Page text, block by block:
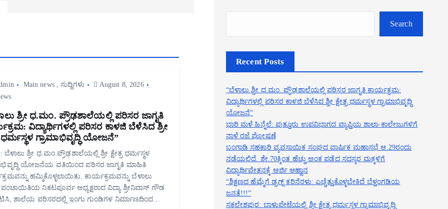
Main news,ಸುದ್ದಿಗಳು
August 8, 2026
ಶ್ರೀ ಧ.ಮಂ. ಪ್ರೌಢಶಾಲೆಯಲ್ಲಿ ಪರಿಸರ ಜಾಗೃತಿ
ವಿದ್ಯಾರ್ಥಿಗಳಲ್ಲಿ ಪರಿಸರ ಕಾಳಜಿ ಬೆಳೆಸಿದ ಶ್ರೀ
ಧರ್ಮಸ್ಥಳ ಗ್ರಾಮಾಭಿವೃದ್ಧಿ ಯೋಜನೆ”
ಶ್ರೀ ಧ.ಮಂ.ಪ್ರೌಢಶಾಲೆಯಲ್ಲಿ ಶ್ರೀ ಕ್ಷೇತ್ರ ಧರ್ಮಸ್ಥಳ
ಯೋಜನೆಯ ವತಿಯಿಂದ ಪರಿಸರ ಜಾಗೃತಿ ಮಾಹಿತಿ
ಹಮ್ಮಿಕೊಳ್ಳಲಾಯಿತು. ಕಾರ್ಯಕ್ರಮವನ್ನು ಬೆಳಾಲು
ಪಂಚಾಯಿತಿಯ ನಿಕಟಪೂರ್ವ ಅಧ್ಯಕ್ಷರಾದ ವಿದ್ಯಾ ಶ್ರೀನಿವಾಸ್ ಗೌಡ
ಶಾಲೆಯ ಪರಿಸರದಲ್ಲಿ ಇಂಗು ಗುಂಡಿಗಳ ನಿರ್ಮಾಣದಿಂದ…
Search
Recent Posts
“ಬೆಳಾಲು ಶ್ರೀ ಧ.ಮಂ. ಪ್ರೌಢಶಾಲೆಯಲ್ಲಿ ಪರಿಸರ ಜಾಗೃತಿ ಕಾರ್ಯಕ್ರಮ:
ವಿದ್ಯಾರ್ಥಿಗಳಲ್ಲಿ ಪರಿಸರ ಕಾಳಜಿ ಬೆಳೆಸಿದ ಶ್ರೀ ಕ್ಷೇತ್ರ ಧರ್ಮಸ್ಥಳ ಗ್ರಾಮಾಭಿವೃದ್ಧಿ
ಯೋಜನೆ”
ಭಾರಿ ಮಳೆ ಹಿನ್ನೆಲೆ: ಪುತ್ತೂರು ಉಪವಿಭಾಗದ ವ್ಯಾಪ್ತಿಯ ಶಾಲಾ-ಕಾಲೇಜುಗಳಿಗೆ
ನಾಳೆ ರಜೆ ಘೋಷಣೆ
ಬಂಗಾಡಿ ಸಹಕಾರಿ ವ್ಯವಸಾಯಿಕ ಸಂಘದ ವಾರ್ಷಿಕ ಮಹಾಸಭೆ ಆ.29ರಂದು
ನಡೆಯಲಿದೆ. ಶೇ.70ಕ್ಕಿಂತ ಹೆಚ್ಚು ಅಂಕ ಪಡೆದ ಸದಸ್ಯರ ಮಕ್ಕಳಿಗೆ
ವಿದ್ಯಾರ್ಥಿವೇತನಕ್ಕೆ ಅರ್ಜಿ ಆಹ್ವಾನ
“ಶಿಕ್ಷಣದ ಹೆಮ್ಮೆಗೆ ಡ್ರಗ್ಸ್ ಕರಿನೆರಳು: ಎಚ್ಚೆತ್ತುಕೊಳ್ಳಬೇಕಿದೆ ಬೆಳ್ತಂಗಡಿಯ
ಜನತೆ!!!”
ಸಕಲೇಶಪುರ: ಬಾಳುಪೇಟೆಯಲ್ಲಿ ಶ್ರೀ ಕ್ಷೇತ್ರ ಧರ್ಮಸ್ಥಳ ಗ್ರಾಮಾಭಿವೃದ್ಧಿ